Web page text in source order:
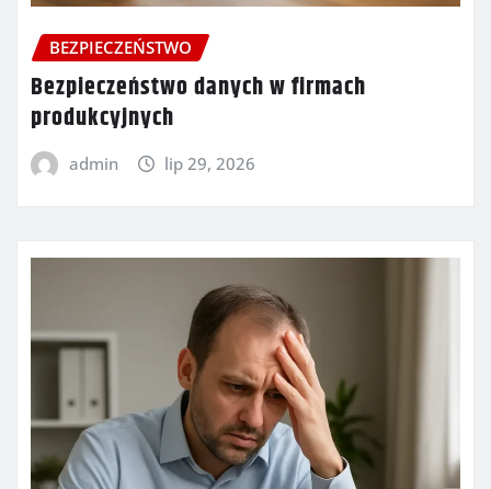
BEZPIECZEŃSTWO
Bezpieczeństwo danych w firmach
produkcyjnych
admin lip 29, 2026